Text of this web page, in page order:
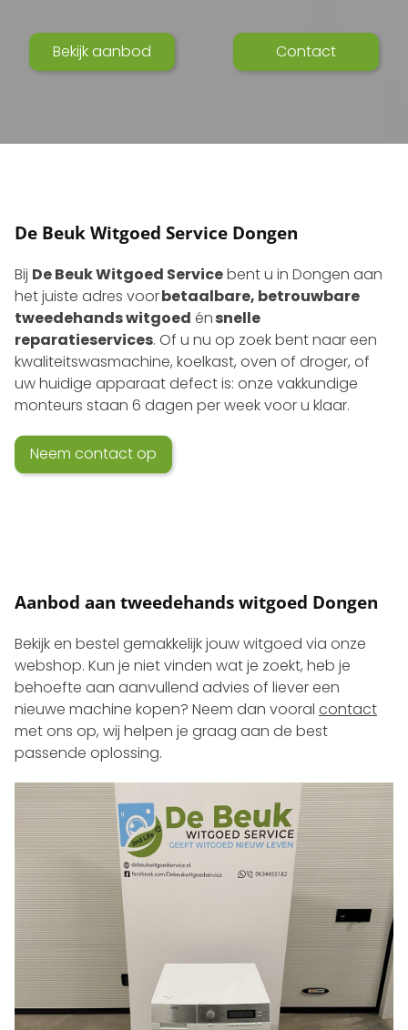
Bekijk aanbod Contact
De Beuk Witgoed Service Dongen
Bij De Beuk Witgoed Servicebent u in Dongen aan
het juiste adres voorbetaalbare, betrouwbare
tweedehands witgoed énsnelle
reparatieservices. Of u nu op zoek bent naar een
kwaliteits­wasmachine, koelkast, oven of droger, of
uw huidige apparaat defect is: onze vakkundige
monteurs staan 6 dagen per week voor u klaar.
Neem contact op
Aanbod aan tweedehands witgoed Dongen
Bekijk en bestel gemakkelijk jouw witgoed via onze
webshop. Kun je niet vinden wat je zoekt, heb je
behoefte aan aanvullend advies of liever een
nieuwe machine kopen? Neem dan vooral contact
met ons op, wij helpen je graag aan de best
passende oplossing.